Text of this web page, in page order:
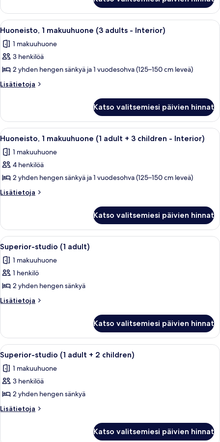
+
child
-
Interior)
kuvat
makuuhuone
(3
adults
child
Interior)
Avaa
kaikki
huonetyypin
Huoneisto,
1
makuuhuone
-
Interior)
kuvat
Hotellihuone, jossa on sänky,
5
Huoneisto, 1 makuuhuone (3 adults - Interior)
1 makuuhuone
3 henkilöä
2 yhden hengen sänkyä ja 1 vuodesohva (125–150 cm leveä)
Lisätietoja
Lisätietoja
makuuhuone
(3
adults
Interior)
Katso valitsemiesi päivien hinnat
Avaa
kaikki
huonetyypin
Huoneisto,
1
makuuhuone
+
3
children
-
Interior)
kuvat
Hotellihuone, jossa on sänky,
5
Huoneisto, 1 makuuhuone (1 adult + 3 children - Interior)
1 makuuhuone
4 henkilöä
2 yhden hengen sänkyä ja 1 vuodesohva (125–150 cm leveä)
Lisätietoja
Lisätietoja
makuuhuone
(1
adult
3
children
Interior)
Katso valitsemiesi päivien hinnat
Avaa
kaikki
huonetyypin
Superior-
studio
(1
Hotellihuone, jossa on sänky,
6
Superior-studio (1 adult)
1 makuuhuone
1 henkilö
2 yhden hengen sänkyä
Lisätietoja
Lisätietoja
(1
adult)
Katso valitsemiesi päivien hinnat
Avaa
kaikki
huonetyypin
Superior-
studio
(1
Hotellihuone, jossa on sänky,
6
Superior-studio (1 adult + 2 children)
1 makuuhuone
3 henkilöä
2 yhden hengen sänkyä
Lisätietoja
Lisätietoja
Katso valitsemiesi päivien hinnat